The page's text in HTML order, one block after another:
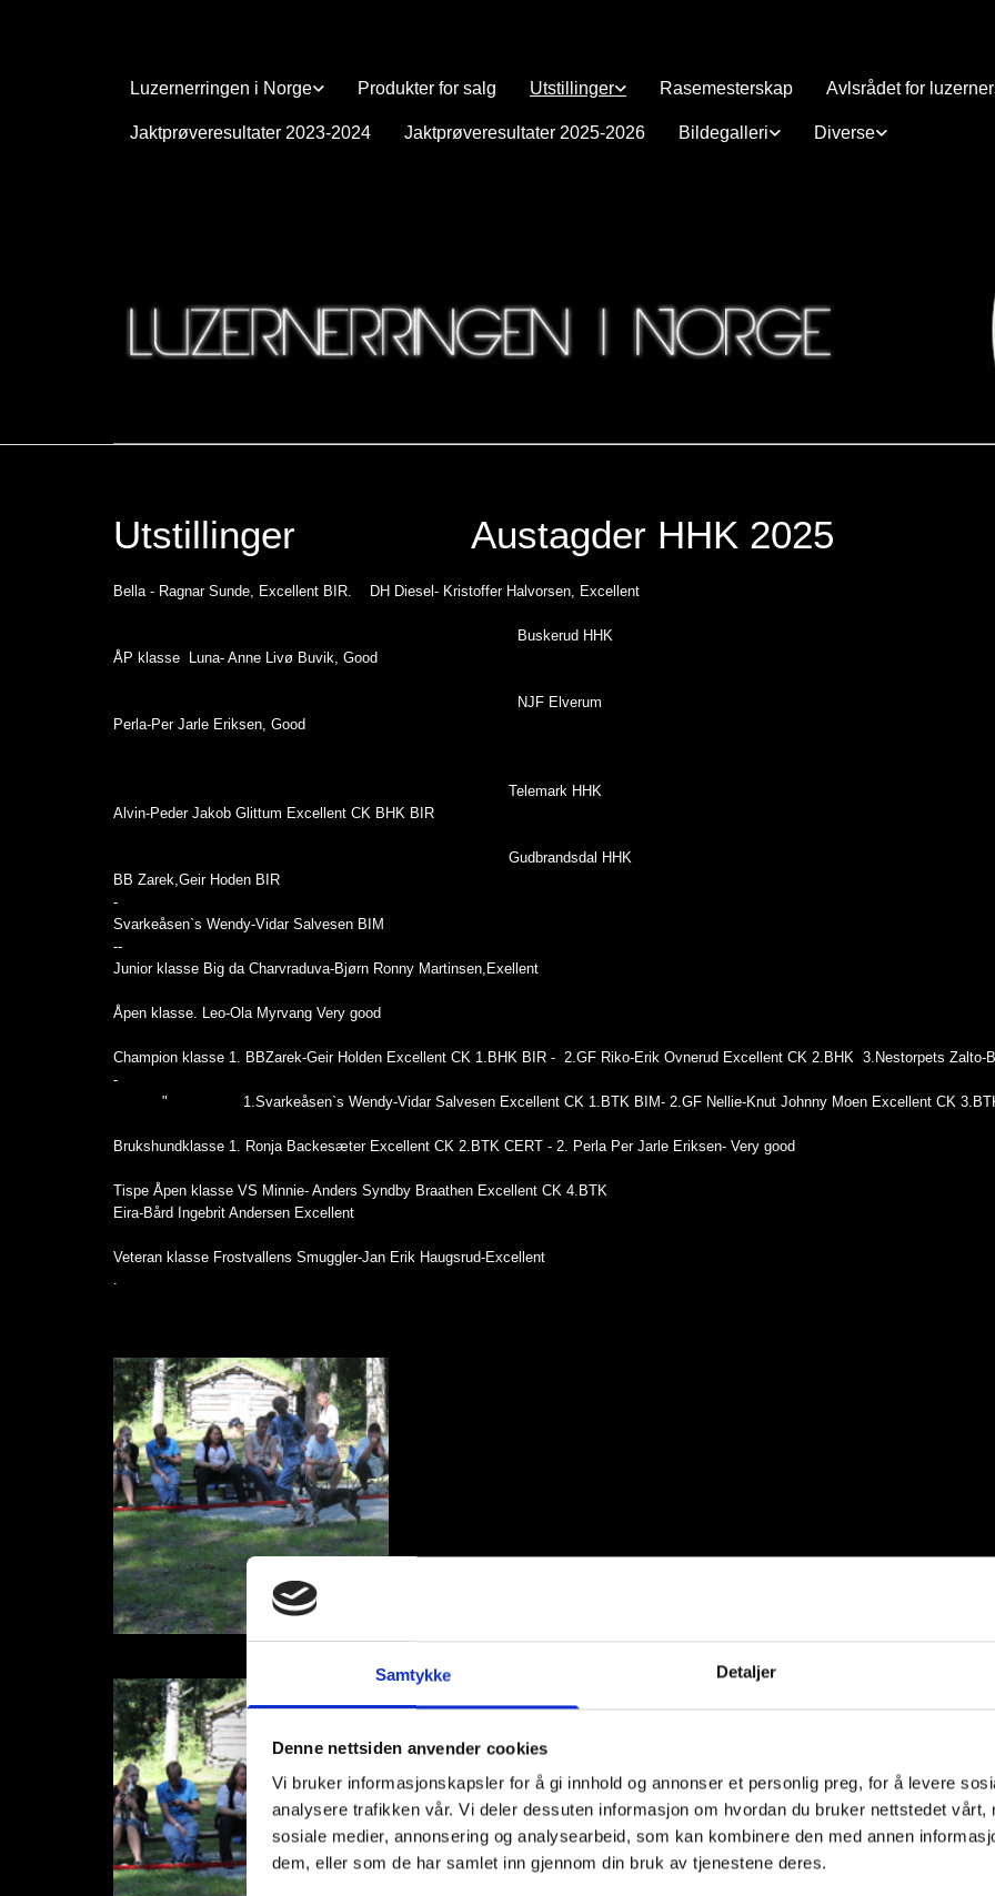
Samtykke Detaljer
Denne nettsiden anvender cookies
Vi bruker informasjonskapsler for å gi innhold og annonser et personlig preg, for å levere
analysere trafikken vår. Vi deler dessuten informasjon om hvordan du bruker nettstedet vårt,
sosiale medier, annonsering og analysearbeid, som kan kombinere den med annen
dem, eller som de har samlet inn gjennom din bruk av tjenestene deres.
Luzernerringen i Norge Produkter for salg Utstillinger Rasemesterskap Avlsrådet for
Jaktprøveresultater 2023-2024 Jaktprøveresultater 2025-2026 Bildegalleri Diverse
Utstillinger Austagder HHK 2025
Bella - Ragnar Sunde, Excellent BIR. DH Diesel- Kristoffer Halvorsen, Excellent
Buskerud HHK
ÅP klasse Luna- Anne Livø Buvik, Good
NJF Elverum
Perla-Per Jarle Eriksen, Good
Telemark HHK
Alvin-Peder Jakob Glittum Excellent CK BHK BIR
Gudbrandsdal HHK
BB Zarek,Geir Hoden BIR
-
Svarkeåsen`s Wendy-Vidar Salvesen BIM
--
Junior klasse Big da Charvraduva-Bjørn Ronny Martinsen,Exellent
Åpen klasse. Leo-Ola Myrvang Very good
Champion klasse 1. BBZarek-Geir Holden Excellent CK 1.BHK BIR - 2.GF Riko-Erik Ovnerud Excellent CK 2.BHK 3.Nestorpets Zalto-
-
" 1.Svarkeåsen`s Wendy-Vidar Salvesen Excellent CK 1.BTK BIM- 2.GF Nellie-Knut Johnny Moen Excellent CK 3.BTK-
Brukshundklasse 1. Ronja Backesæter Excellent CK 2.BTK CERT - 2. Perla Per Jarle Eriksen- Very good
Tispe Åpen klasse VS Minnie- Anders Syndby Braathen Excellent CK 4.BTK
Eira-Bård Ingebrit Andersen Excellent
Veteran klasse Frostvallens Smuggler-Jan Erik Haugsrud-Excellent
.